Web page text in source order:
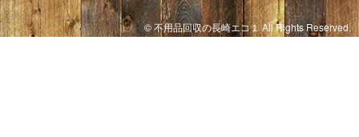
© 不用品回収の長崎エコ１ All Rights Reserved.